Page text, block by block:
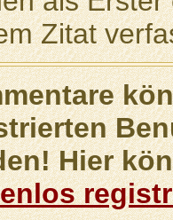
Zitat
Hier